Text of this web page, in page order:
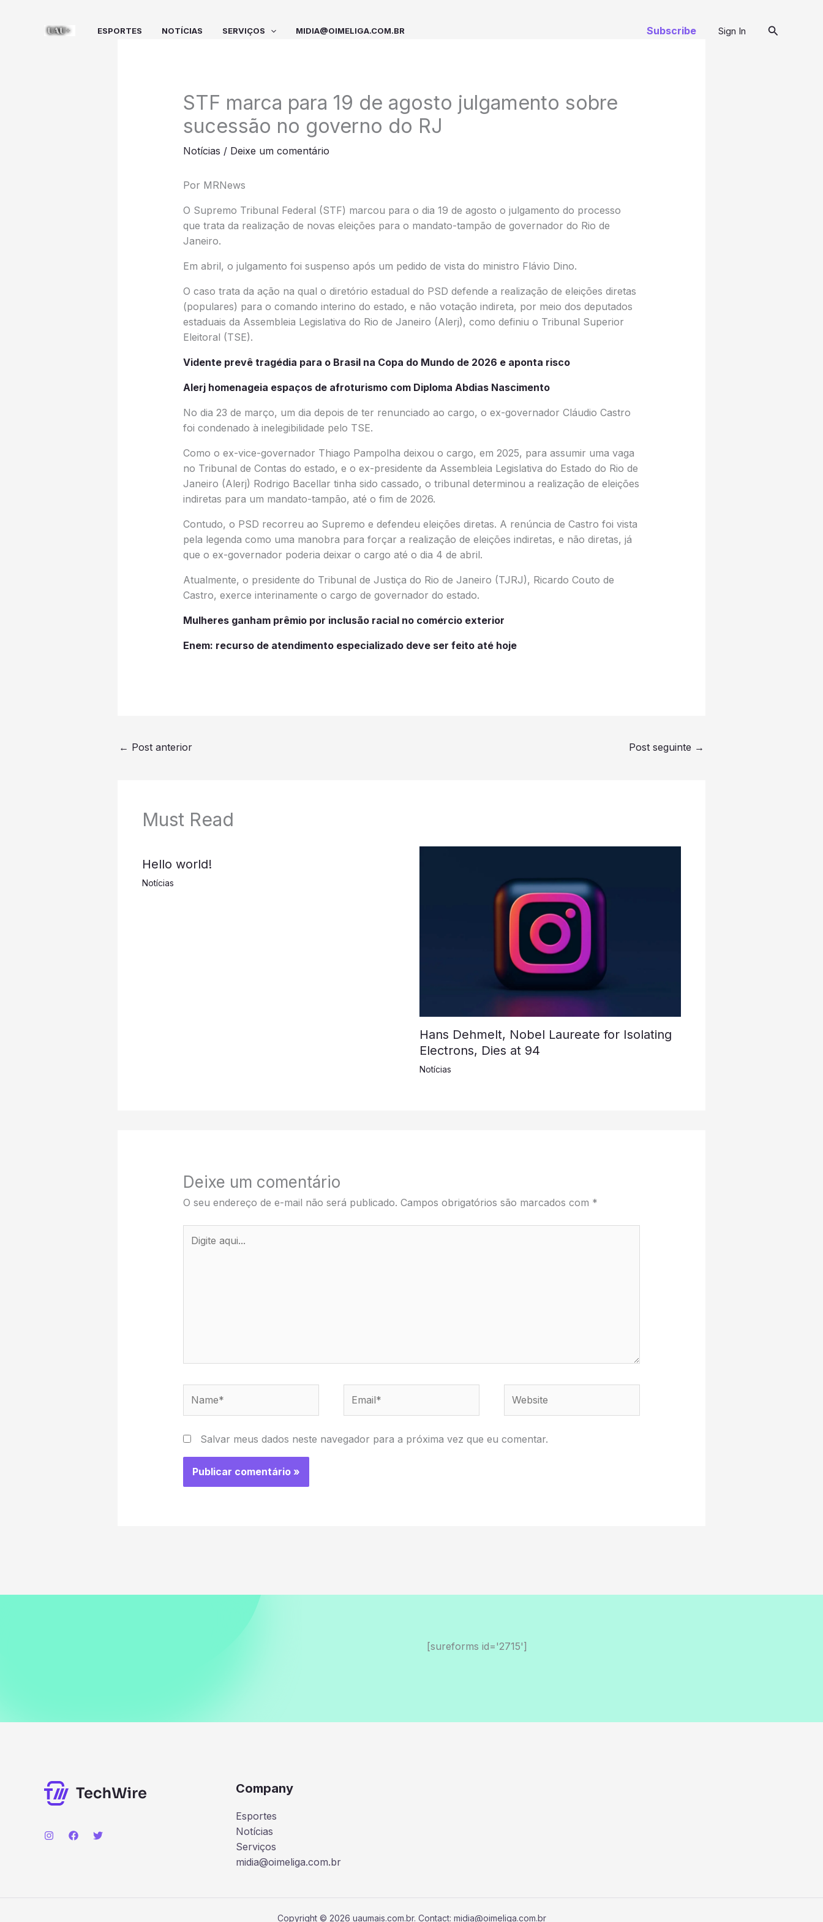
ESPORTES NOTÍCIAS SERVIÇOS MIDIA@OIMELIGA.COM.BR Subscribe Sign In Pesquisar
STF marca para 19 de agosto julgamento sobre
sucessão no governo do RJ
Notícias / Deixe um comentário
Por MRNews
O Supremo Tribunal Federal (STF) marcou para o dia 19 de agosto o julgamento do processo
que trata da realização de novas eleições para o mandato-tampão de governador do Rio de
Janeiro.
Em abril, o julgamento foi suspenso após um pedido de vista do ministro Flávio Dino.
O caso trata da ação na qual o diretório estadual do PSD defende a realização de eleições diretas
(populares) para o comando interino do estado, e não votação indireta, por meio dos deputados
estaduais da Assembleia Legislativa do Rio de Janeiro (Alerj), como definiu o Tribunal Superior
Eleitoral (TSE).
Vidente prevê tragédia para o Brasil na Copa do Mundo de 2026 e aponta risco
Alerj homenageia espaços de afroturismo com Diploma Abdias Nascimento
No dia 23 de março, um dia depois de ter renunciado ao cargo, o ex-governador Cláudio Castro
foi condenado à inelegibilidade pelo TSE.
Como o ex-vice-governador Thiago Pampolha deixou o cargo, em 2025, para assumir uma vaga
no Tribunal de Contas do estado, e o ex-presidente da Assembleia Legislativa do Estado do Rio de
Janeiro (Alerj) Rodrigo Bacellar tinha sido cassado, o tribunal determinou a realização de eleições
indiretas para um mandato-tampão, até o fim de 2026.
Contudo, o PSD recorreu ao Supremo e defendeu eleições diretas. A renúncia de Castro foi vista
pela legenda como uma manobra para forçar a realização de eleições indiretas, e não diretas, já
que o ex-governador poderia deixar o cargo até o dia 4 de abril.
Atualmente, o presidente do Tribunal de Justiça do Rio de Janeiro (TJRJ), Ricardo Couto de
Castro, exerce interinamente o cargo de governador do estado.
Mulheres ganham prêmio por inclusão racial no comércio exterior
Enem: recurso de atendimento especializado deve ser feito até hoje
← Post anterior Post seguinte →
Must Read
Hello world!
Notícias
Hans Dehmelt, Nobel Laureate for Isolating
Electrons, Dies at 94
Notícias
Deixe um comentário
O seu endereço de e-mail não será publicado. Campos obrigatórios são marcados com *
aqui...
Salvar meus dados neste navegador para a próxima vez que eu comentar.
[sureforms id='2715']
Company
Esportes
Notícias
Serviços
midia@oimeliga.com.br
Copyright © 2026 uaumais.com.br. Contact: midia@oimeliga.com.br